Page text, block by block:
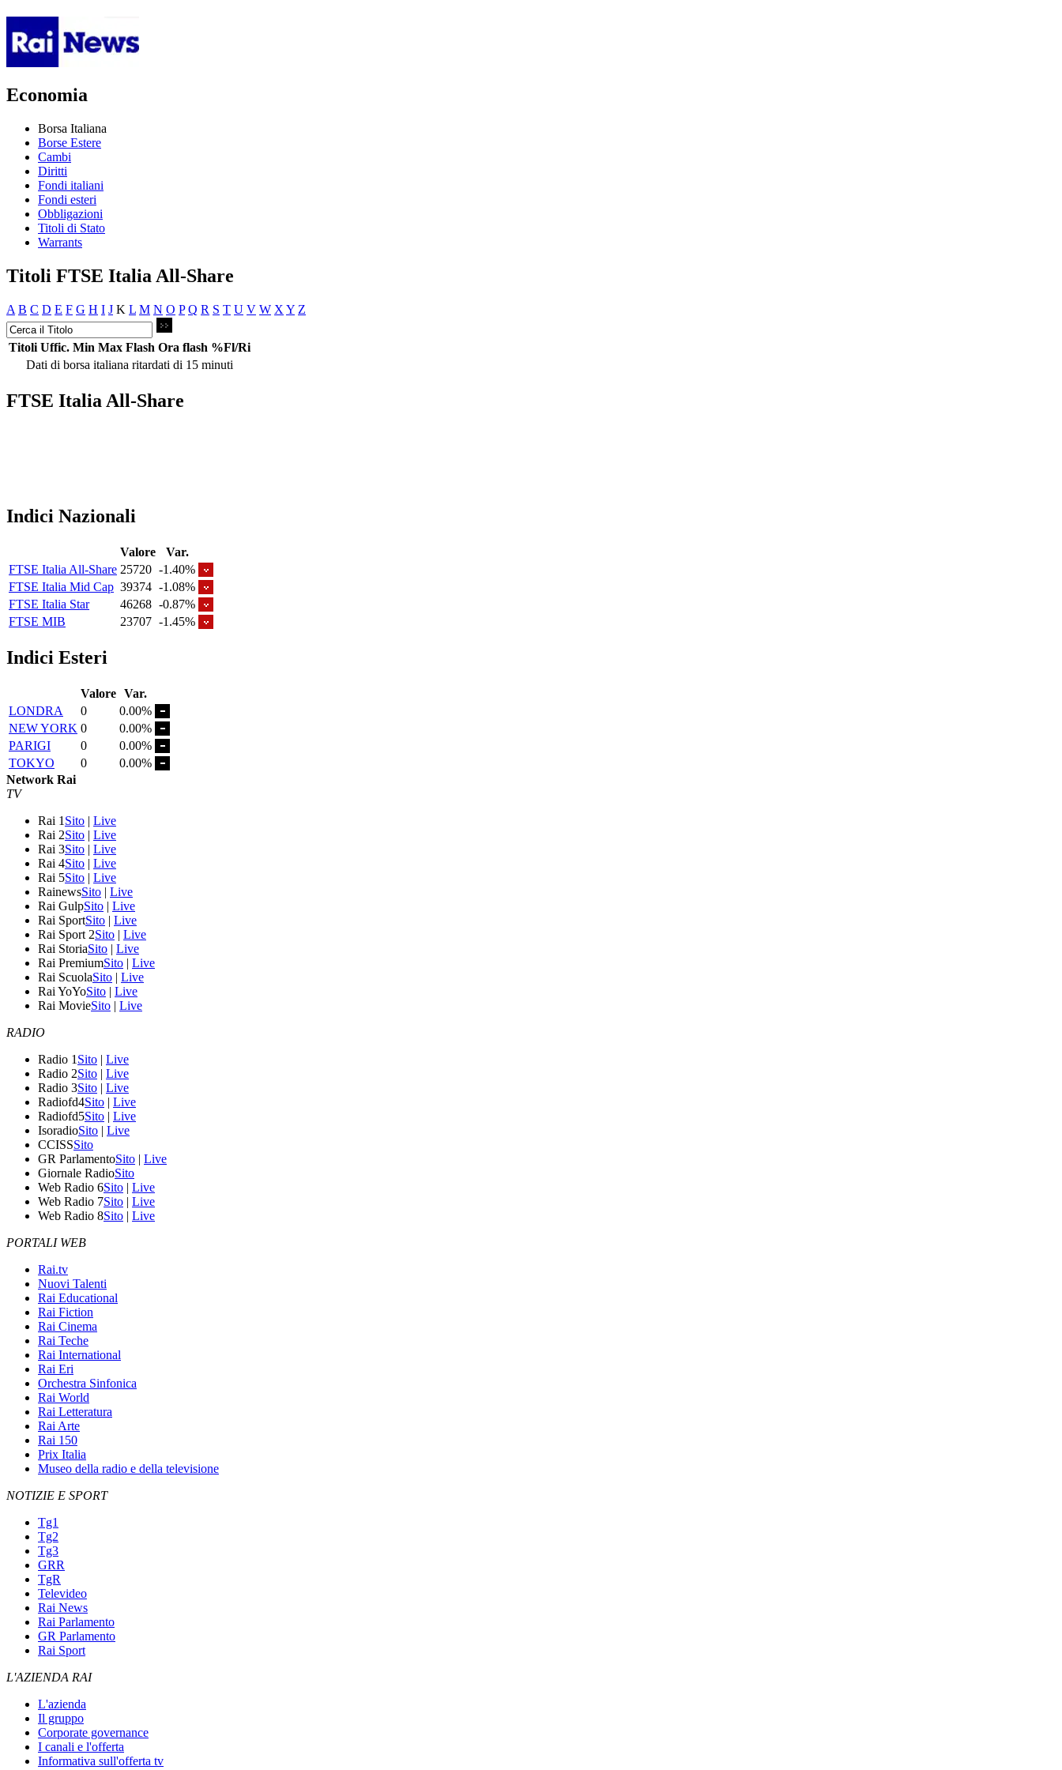
Economia
Borsa Italiana
Borse Estere
Cambi
Diritti
Fondi italiani
Fondi esteri
Obbligazioni
Titoli di Stato
Warrants
Titoli FTSE Italia All-Share
A B C D E F G H I J K L M N O P Q R S T U V W X Y Z
Titoli Uffic. Min Max Flash Ora flash %Fl/Ri
Dati di borsa italiana ritardati di 15 minuti
FTSE Italia All-Share
Indici Nazionali
Valore
Var.
FTSE Italia All-Share 25720 -1.40%
FTSE Italia Mid Cap 39374 -1.08%
FTSE Italia Star
46268 -0.87%
FTSE MIB
23707 -1.45%
Indici Esteri
Valore Var.
LONDRA
0
0.00%
NEW YORK 0
0.00%
PARIGI
0
0.00%
TOKYO
0
0.00%
Network Rai
TV
Rai 1 Sito | Live
Rai 2Sito | Live
Rai 3Sito | Live
Rai 4Sito | Live
Rai 5Sito | Live
RainewsSito | Live
Rai GulpSito | Live
Rai SportSito | Live
Rai Sport 2Sito | Live
Rai StoriaSito | Live
Rai PremiumSito | Live
Rai ScuolaSito | Live
Rai YoYoSito | Live
Rai MovieSito | Live
RADIO
Radio 1 Sito | Live
Radio 2Sito | Live
Radio 3Sito | Live
Radiofd4Sito | Live
Radiofd5Sito | Live
IsoradioSito | Live
CCISSSito
GR ParlamentoSito | Live
Giornale RadioSito
Web Radio 6Sito | Live
Web Radio 7Sito | Live
Web Radio 8Sito | Live
PORTALI WEB
Rai.tv
Nuovi Talenti
Rai Educational
Rai Fiction
Rai Cinema
Rai Teche
Rai International
Rai Eri
Orchestra Sinfonica
Rai World
Rai Letteratura
Rai Arte
Rai 150
Prix Italia
Museo della radio e della televisione
NOTIZIE E SPORT
Tg1
Tg2
Tg3
GRR
TgR
Televideo
Rai News
Rai Parlamento
GR Parlamento
Rai Sport
L'AZIENDA RAI
L'azienda
Il gruppo
Corporate governance
I canali e l'offerta
Informativa sull'offerta tv